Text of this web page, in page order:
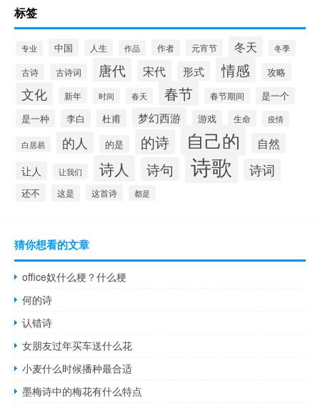
标签
专业 中国 人生 作品 作者 元宵节 冬天 冬季
古诗 古诗词 唐代 宋代 形式 情感 攻略
文化 新年 时间 春天 春节 春节期间 是一个
是一种 李白 杜甫 梦幻西游 游戏 生命 疫情
白居易 的人 的是 的诗 自己的 自然
让人 让我们 诗人 诗句 诗歌 诗词
还不 这是 这首诗 都是
猜你想看的文章
office奴什么梗？什么梗
何的诗
认错诗
女朋友过年买车送什么花
小麦什么时候播种最合适
墨梅诗中的梅花有什么特点